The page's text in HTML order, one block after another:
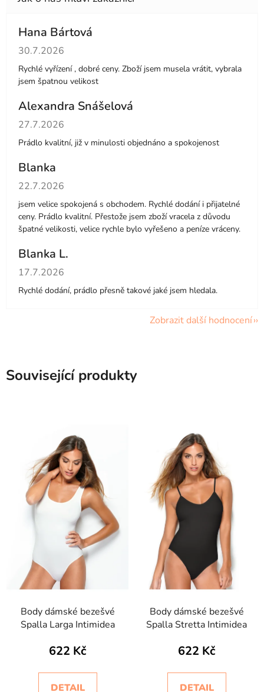
Hana Bártová
Hodnocení obchodu je 4 z 5 hvězdiček.
30.7.2026
Rychlé vyřízení , dobré ceny. Zboží jsem musela vrátit, vybrala
jsem špatnou velikost
Alexandra Snášelová
Hodnocení obchodu je 5 z 5 hvězdiček.
27.7.2026
Prádlo kvalitní, již v minulosti objednáno a spokojenost
Blanka
Hodnocení obchodu je 5 z 5 hvězdiček.
22.7.2026
jsem velice spokojená s obchodem. Rychlé dodání i přijatelné
ceny. Prádlo kvalitní. Přestože jsem zboží vracela z důvodu
špatné velikosti, velice rychle bylo vyřešeno a peníze vráceny.
Blanka L.
Hodnocení obchodu je 5 z 5 hvězdiček.
17.7.2026
Rychlé dodání, prádlo přesně takové jaké jsem hledala.
Zobrazit další hodnocení
Související produkty
Body dámské bezešvé
Spalla Larga Intimidea
622 Kč
DETAIL
Body dámské bezešvé
Spalla Stretta Intimidea
622 Kč
DETAIL